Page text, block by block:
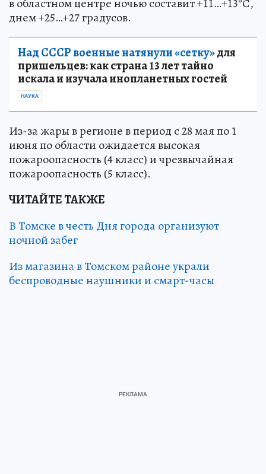
в областном центре ночью составит +11…+13°С,
днем +25…+27 градусов.
Над СССР военные натянули «сетку»для
пришельцев: как страна 13 лет тайно
искала и изучала инопланетных гостей
НАУКА
Из-за жары в регионе в период с 28 мая по 1
июня по области ожидается высокая
пожароопасность (4 класс) и чрезвычайная
пожароопасность (5 класс).
ЧИТАЙТЕ ТАКЖЕ
В Томске в честь Дня города организуют
ночной забег
Из магазина в Томском районе украли
беспроводные наушники и смарт-часы